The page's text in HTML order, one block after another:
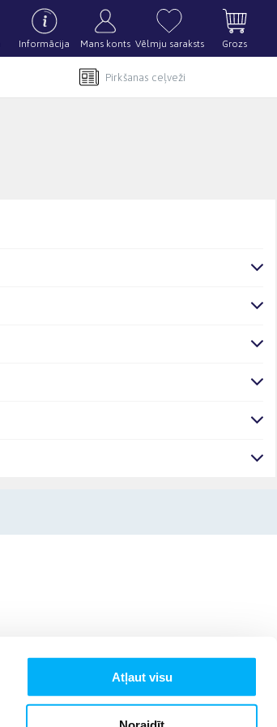
Atļaut visu
Informācija Mans konts Vēlmju saraksts Grozs
Pirkšanas ceļveži